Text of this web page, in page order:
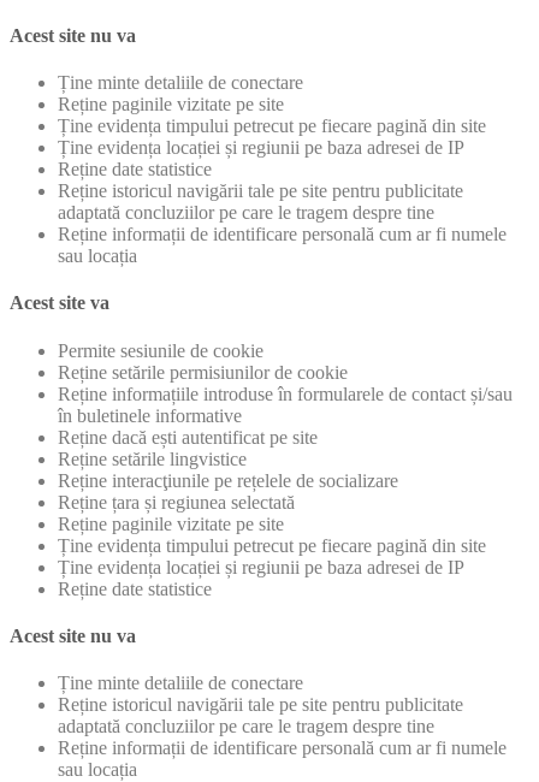
Acest site nu va
Ține minte detaliile de conectare
Reține paginile vizitate pe site
Ține evidența timpului petrecut pe fiecare pagină din site
Ține evidența locației și regiunii pe baza adresei de IP
Reține date statistice
Reține istoricul navigării tale pe site pentru publicitate
adaptată concluziilor pe care le tragem despre tine
Reține informații de identificare personală cum ar fi numele
sau locația
Acest site va
Permite sesiunile de cookie
Reține setările permisiunilor de cookie
Reține informațiile introduse în formularele de contact și/sau
în buletinele informative
Reține dacă ești autentificat pe site
Reține setările lingvistice
Reține interacţiunile pe rețelele de socializare
Reține țara și regiunea selectată
Reține paginile vizitate pe site
Ține evidența timpului petrecut pe fiecare pagină din site
Ține evidența locației și regiunii pe baza adresei de IP
Reține date statistice
Acest site nu va
Ține minte detaliile de conectare
Reține istoricul navigării tale pe site pentru publicitate
adaptată concluziilor pe care le tragem despre tine
Reține informații de identificare personală cum ar fi numele
sau locația